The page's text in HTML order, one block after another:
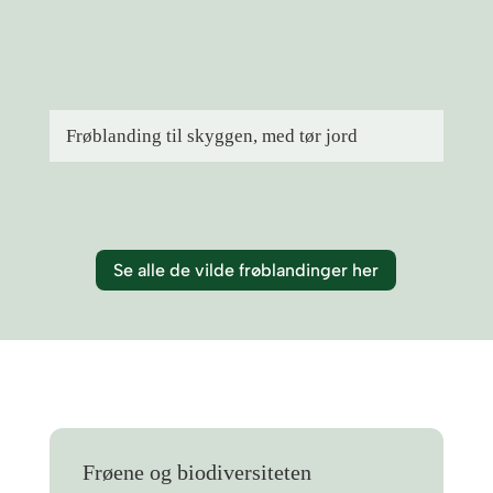
Frøblanding til skyggen, med tør jord
Se alle de vilde frøblandinger her
Frøene og biodiversiteten